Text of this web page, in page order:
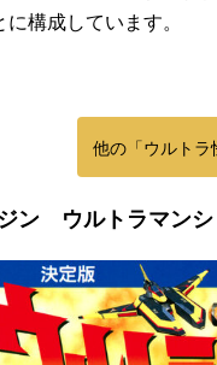
構成しています。
他の「ウルト
ン ウルトラマン
トランスフォー
マーごー！ご
ー！【月末更
新】